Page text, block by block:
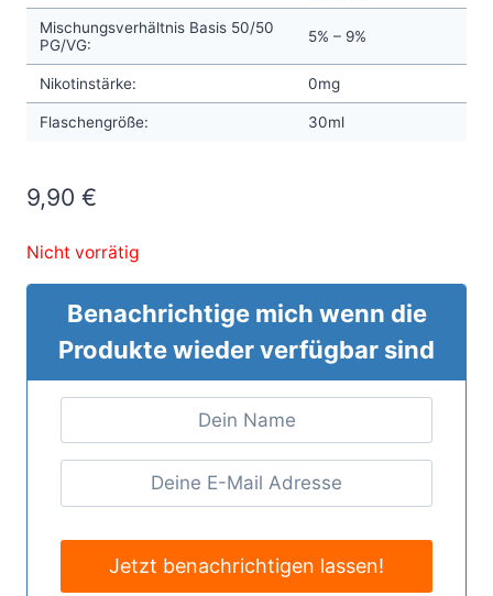
Mischungsverhältnis Basis 50/50
PG/VG:
5% – 9%
Nikotinstärke: 0mg
Flaschengröße: 30ml
9,90 €
Nicht vorrätig
Benachrichtige mich wenn die
Produkte wieder verfügbar sind